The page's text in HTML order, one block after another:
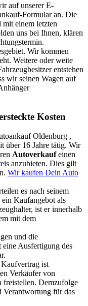
auf unserer E-
Formular an. Die
mit einem letzten
uns bei Ihnen, klären
Wir kommen
Weitere oder weite
entstehen
wir seinen Wagen auf
Kosten
Oldenburg ,
über 16 Jahre tätig. Wir
Autoverkaufeinen
anzubieten. Dies gilt
Wir kaufen Dein Auto
es nach seinem
ein Kaufangebot als
ist er innerhalb
mit dem
und die
eine Ausfertigung des
ist
Verkäufer von
freistellen. Demzufolge
Verantwortung für das